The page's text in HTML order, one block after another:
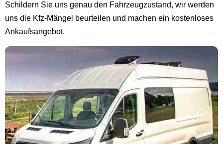
Schildern Sie uns genau den Fahrzeugzustand, wir werden
uns die Kfz-Mängel beurteilen und machen ein kostenloses
Ankaufsangebot.